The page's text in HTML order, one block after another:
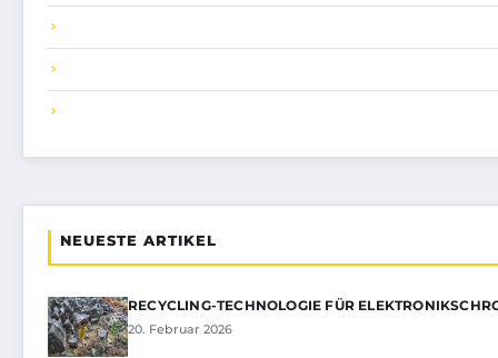
NEUESTE ARTIKEL
RECYCLING-TECHNOLOGIE FÜR
20. Februar 2026